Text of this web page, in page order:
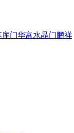
门华富水晶门鹏祥